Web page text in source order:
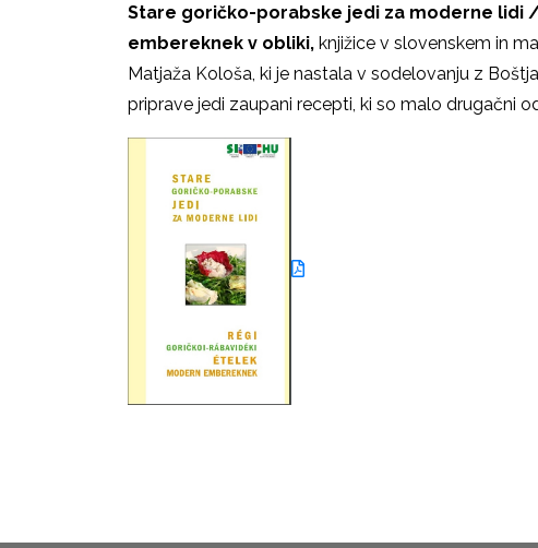
Stare goričko-porabske jedi za moderne lidi
embereknek v obliki, knjižice v slovenskem in
Matjaža Kološa, ki je nastala v sodelovanju z
priprave jedi zaupani recepti, ki so malo drugačni